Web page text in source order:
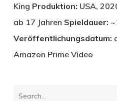
King Produktion: USA,
ab 17 Jahren Spieldauer:
Veröffentlichungsdatum:
Amazon Prime Video